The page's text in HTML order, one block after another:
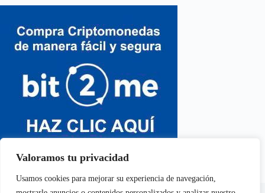
Valoramos tu privacidad
Usamos cookies para mejorar su experiencia de navegación,
En calidad de Afiliados de Amazon, obtenemos ingresos por